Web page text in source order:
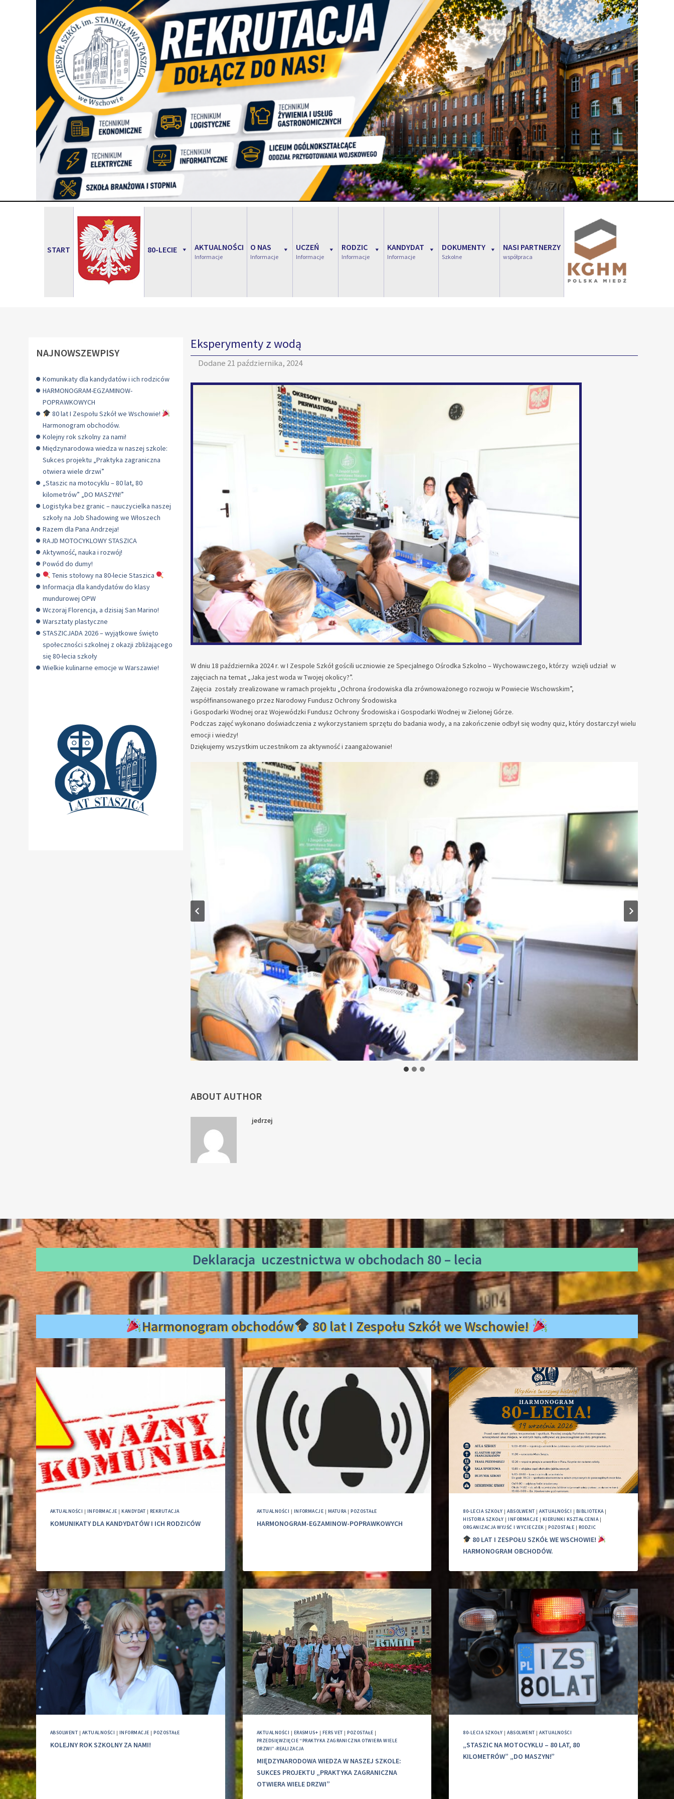
START 80-LECIE AKTUALNOŚCI
Informacje
O NAS
Informacje
UCZEŃ
Informacje
RODZIC
Informacje
KANDYDAT
Informacje
DOKUMENTY
Szkolne
NASI PARTNERZY
współpraca
Eksperymenty z wodą
Dodane 21 października, 2024
W dniu 18 października 2024 r. w I Zespole Szkół gościli uczniowie ze Specjalnego Ośrodka Szkolno – Wychowawczego, którzy wzięli udział w
zajęciach na temat „Jaka jest woda w Twojej okolicy?”.
Zajęcia zostały zrealizowane w ramach projektu „Ochrona środowiska dla zrównoważonego rozwoju w Powiecie Wschowskim”,
współfinansowanego przez Narodowy Fundusz Ochrony Środowiska
i Gospodarki Wodnej oraz Wojewódzki Fundusz Ochrony Środowiska i Gospodarki Wodnej w Zielonej Górze.
Podczas zajęć wykonano doświadczenia z wykorzystaniem sprzętu do badania wody, a na zakończenie odbył się wodny quiz, który dostarczył wielu
emocji i wiedzy!
Dziękujemy wszystkim uczestnikom za aktywność i zaangażowanie!
ABOUT AUTHOR
jedrzej
NAJNOWSZEWPISY
Komunikaty dla kandydatów i ich rodziców
HARMONOGRAM-EGZAMINOW-
POPRAWKOWYCH
80 lat I Zespołu Szkół we Wschowie!
Harmonogram obchodów.
Kolejny rok szkolny za nami!
Międzynarodowa wiedza w naszej szkole:
Sukces projektu „Praktyka zagraniczna
otwiera wiele drzwi”
„Staszic na motocyklu – 80 lat, 80
kilometrów” „DO MASZYN!”
Logistyka bez granic – nauczycielka naszej
szkoły na Job Shadowing we Włoszech
Razem dla Pana Andrzeja!
RAJD MOTOCYKLOWY STASZICA
Aktywność, nauka i rozwój!
Powód do dumy!
Tenis stołowy na 80-lecie Staszica
Informacja dla kandydatów do klasy
mundurowej OPW
Wczoraj Florencja, a dzisiaj San Marino!
Warsztaty plastyczne
STASZICJADA 2026 – wyjątkowe święto
społeczności szkolnej z okazji zbliżającego
się 80-lecia szkoły
Wielkie kulinarne emocje w Warszawie!
Deklaracja uczestnictwaw obchodach 80 – lecia
Harmonogram obchodów 80 lat I Zespołu Szkół we Wschowie!
AKTUALNOŚCI | INFORMACJE |KANDYDAT | REKRUTACJA
KOMUNIKATY DLA KANDYDATÓW I ICH RODZICÓW
AKTUALNOŚCI | INFORMACJE | MATURA|POZOSTAŁE
HARMONOGRAM-EGZAMINOW-POPRAWKOWYCH
80-LECIA SZKOŁY |ABSOLWENT |AKTUALNOŚCI | BIBLIOTEKA|
HISTORIA SZKOŁY |INFORMACJE | KIERUNKI KSZTAŁCENIA|
ORGANIZACJA WYJŚĆ I WYCIECZEK |POZOSTAŁE | RODZIC
80 LAT I ZESPOŁU SZKÓŁ WE WSCHOWIE!
HARMONOGRAM OBCHODÓW.
ABSOLWENT | AKTUALNOŚCI | INFORMACJE |POZOSTAŁE
KOLEJNY ROK SZKOLNY ZA NAMI!
AKTUALNOŚCI | ERASMUS+ | FERS VET |POZOSTAŁE |
PRZEDSIĘWZIĘCIE “PRAKTYKA ZAGRANICZNA OTWIERA WIELE
DRZWI”-REALIZACJA
MIĘDZYNARODOWA WIEDZA W NASZEJ SZKOLE:
SUKCES PROJEKTU „PRAKTYKA ZAGRANICZNA
OTWIERA WIELE DRZWI”
80-LECIA SZKOŁY |ABSOLWENT |AKTUALNOŚCI
„STASZIC NA MOTOCYKLU – 80 LAT, 80
KILOMETRÓW” „DO MASZYN!”